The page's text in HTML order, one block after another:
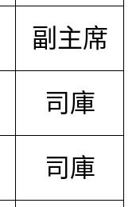
副主席
司庫
司庫